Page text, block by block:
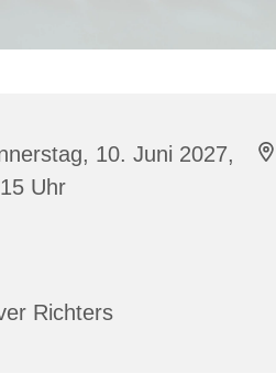
10. Juni 2027,
Uhr
Richters